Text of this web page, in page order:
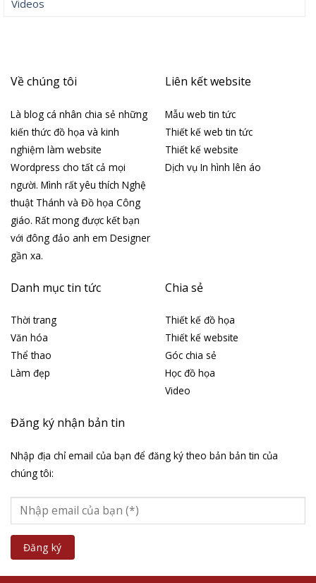
Videos
Về chúng tôi
Là blog cá nhân chia sẻ những
kiến thức đồ họa và kinh
nghiệm làm website
Wordpress cho tất cả mọi
người. Mình rất yêu thích Nghệ
thuật Thánh và Đồ họa Công
giáo. Rất mong được kết bạn
với đông đảo anh em Designer
gần xa.
Liên kết website
Mẫu web tin tức
Thiết kế web tin tức
Thiết kế website
Dịch vụ In hình lên áo
Danh mục tin tức
Thời trang
Văn hóa
Thể thao
Làm đẹp
Chia sẻ
Thiết kế đồ họa
Thiết kế website
Góc chia sẻ
Học đồ họa
Video
Đăng ký nhận bản tin
Nhập địa chỉ email của bạn để đăng ký theo bản bản tin của
chúng tôi: